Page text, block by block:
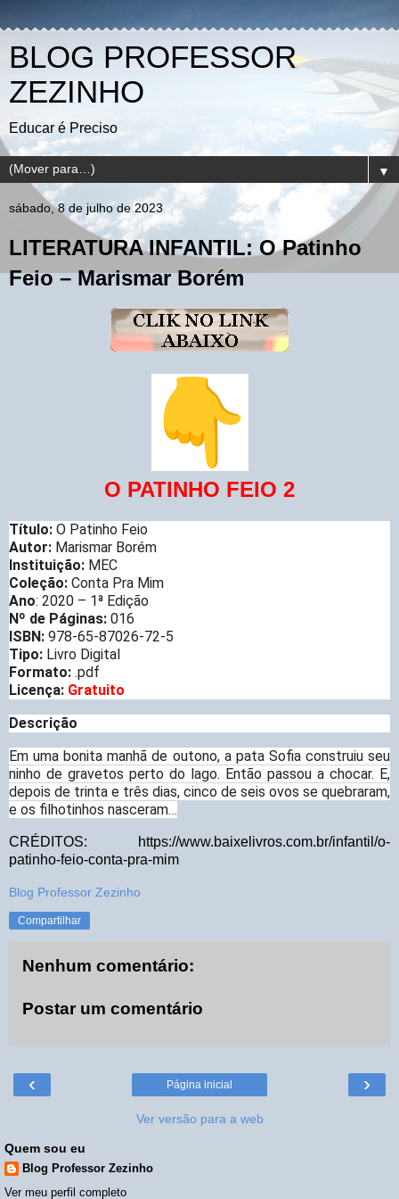
BLOG PROFESSOR
ZEZINHO
Educar é Preciso
▼
sábado, 8 de julho de 2023
LITERATURA INFANTIL: O Patinho
Feio – Marismar Borém
O PATINHO FEIO 2
Título: O Patinho Feio
Autor: Marismar Borém
Instituição: MEC
Coleção: Conta Pra Mim
Ano: 2020 – 1ª Edição
Nº de Páginas: 016
ISBN: 978-65-87026-72-5
Tipo: Livro Digital
Formato: .pdf
Licença: Gratuito
Descrição
Em uma bonita manhã de outono, a pata Sofia construiu seu
ninho de gravetos perto do lago. Então passou a chocar. E,
depois de trinta e três dias, cinco de seis ovos se quebraram,
e os filhotinhos nasceram…
CRÉDITOS:
https://www.baixelivros.com.br/infantil/o-
patinho-feio-conta-pra-mim
Blog Professor Zezinho
Compartilhar
Nenhum comentário:
Postar um comentário
‹ ›
Página inicial
Ver versão para a web
Quem sou eu
Blog Professor Zezinho
Ver meu perfil completo